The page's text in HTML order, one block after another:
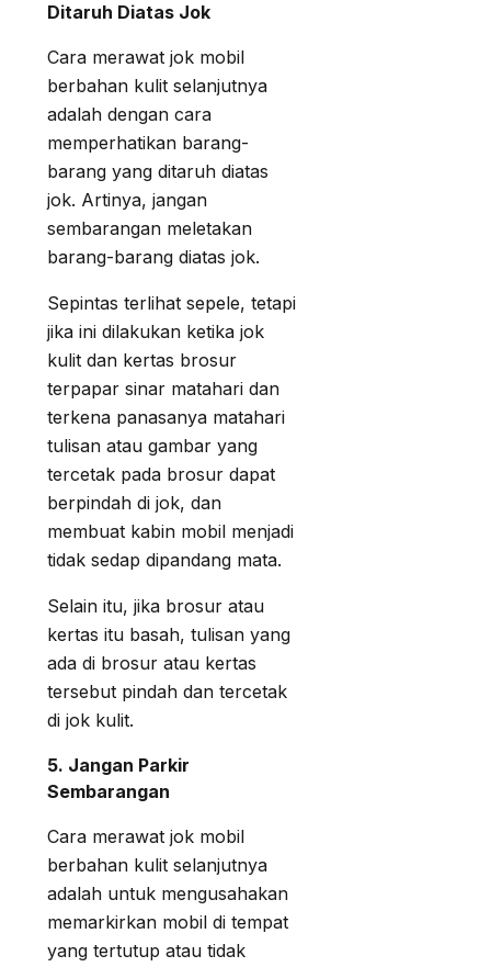
Ditaruh Diatas Jok
Cara merawat jok mobil
berbahan kulit selanjutnya
adalah dengan cara
memperhatikan barang-
barang yang ditaruh diatas
jok. Artinya, jangan
sembarangan meletakan
barang-barang diatas jok.
Sepintas terlihat sepele, tetapi
jika ini dilakukan ketika jok
kulit dan kertas brosur
terpapar sinar matahari dan
terkena panasanya matahari
tulisan atau gambar yang
tercetak pada brosur dapat
berpindah di jok, dan
membuat kabin mobil menjadi
tidak sedap dipandang mata.
Selain itu, jika brosur atau
kertas itu basah, tulisan yang
ada di brosur atau kertas
tersebut pindah dan tercetak
di jok kulit.
5. Jangan Parkir
Sembarangan
Cara merawat jok mobil
berbahan kulit selanjutnya
adalah untuk mengusahakan
memarkirkan mobil di tempat
yang tertutup atau tidak